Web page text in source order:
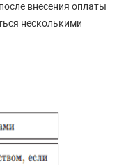
внесения оплаты
несколькими